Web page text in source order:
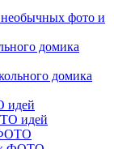
домика
идей
ФОТО